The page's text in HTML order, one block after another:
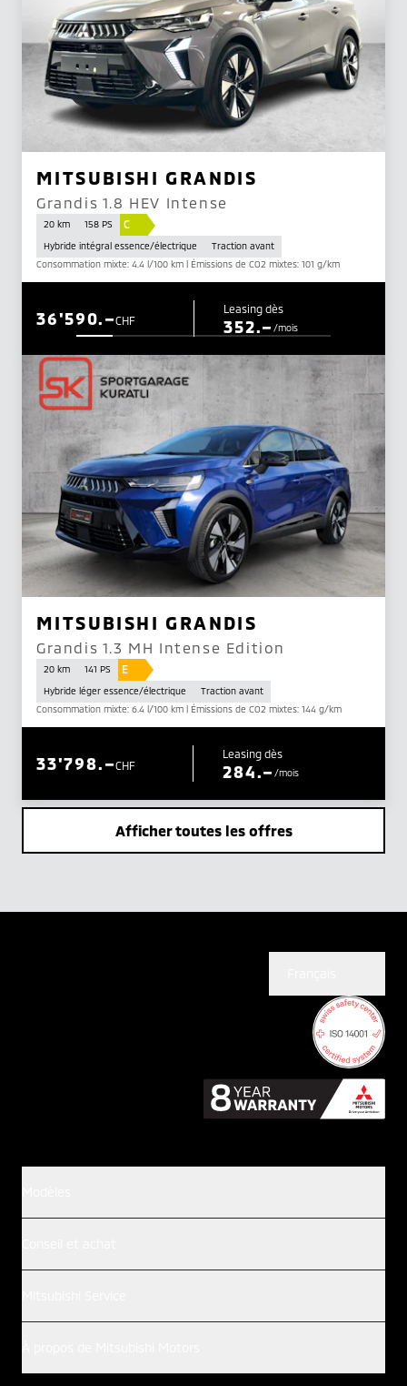
MITSUBISHI GRANDIS
Grandis 1.8 HEV Intense
20 km 158 PS C
Hybride intégral essence/électrique
Traction avant
Consommation mixte: 4.4 l/100 km | Émissions de CO2 mixtes: 101 g/km
CHF
36'590.– Leasing dès
352.–/mois
MITSUBISHI GRANDIS
Grandis 1.3 MH Intense Edition
20 km 141 PS E
Hybride léger essence/électrique
Traction avant
Consommation mixte: 6.4 l/100 km | Émissions de CO2 mixtes: 144 g/km
CHF
33'798.– Leasing dès
284.–/mois
Afficher toutes les offres